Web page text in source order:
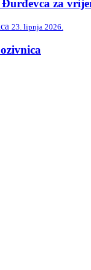
za
23. lipnja 2026.